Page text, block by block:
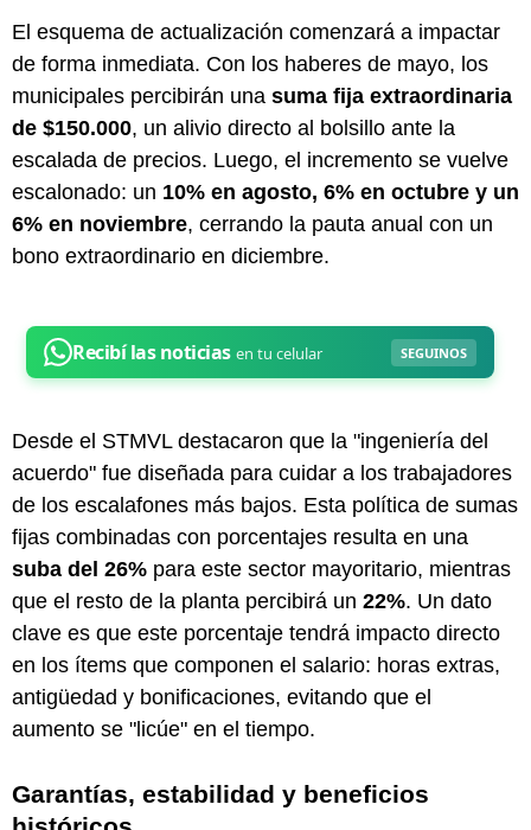
El esquema de actualización comenzará a impactar
de forma inmediata. Con los haberes de mayo, los
municipales percibirán una suma fija extraordinaria
de $150.000, un alivio directo al bolsillo ante la
escalada de precios. Luego, el incremento se vuelve
escalonado: un 10% en agosto, 6% en octubre y un
6% en noviembre, cerrando la pauta anual con un
bono extraordinario en diciembre.
Desde el STMVL destacaron que la "ingeniería del
acuerdo" fue diseñada para cuidar a los trabajadores
de los escalafones más bajos. Esta política de sumas
fijas combinadas con porcentajes resulta en una
suba del 26% para este sector mayoritario, mientras
que el resto de la planta percibirá un 22%. Un dato
clave es que este porcentaje tendrá impacto directo
en los ítems que componen el salario: horas extras,
antigüedad y bonificaciones, evitando que el
aumento se "licúe" en el tiempo.
Garantías, estabilidad y beneficios